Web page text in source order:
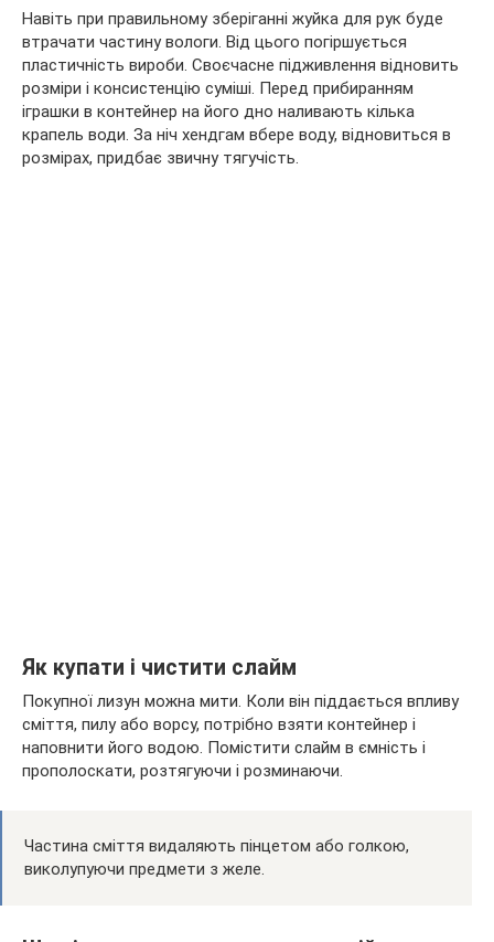
Навіть при правильному зберіганні жуйка для рук буде
втрачати частину вологи. Від цього погіршується
пластичність вироби. Своєчасне підживлення відновить
розміри і консистенцію суміші. Перед прибиранням
іграшки в контейнер на його дно наливають кілька
крапель води. За ніч хендгам вбере воду, відновиться в
розмірах, придбає звичну тягучість.
Як купати і чистити слайм
Покупної лизун можна мити. Коли він піддається впливу
сміття, пилу або ворсу, потрібно взяти контейнер і
наповнити його водою. Помістити слайм в ємність і
прополоскати, розтягуючи і розминаючи.
Частина сміття видаляють пінцетом або голкою,
виколупуючи предмети з желе.